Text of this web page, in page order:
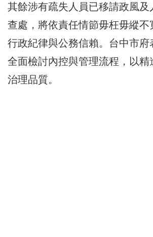
其餘涉有疏失人員已移請政風及
查處，將依責任情節毋枉毋縱不
行政紀律與公務信賴。台中市府
全面檢討內控與管理流程，以精
治理品質。